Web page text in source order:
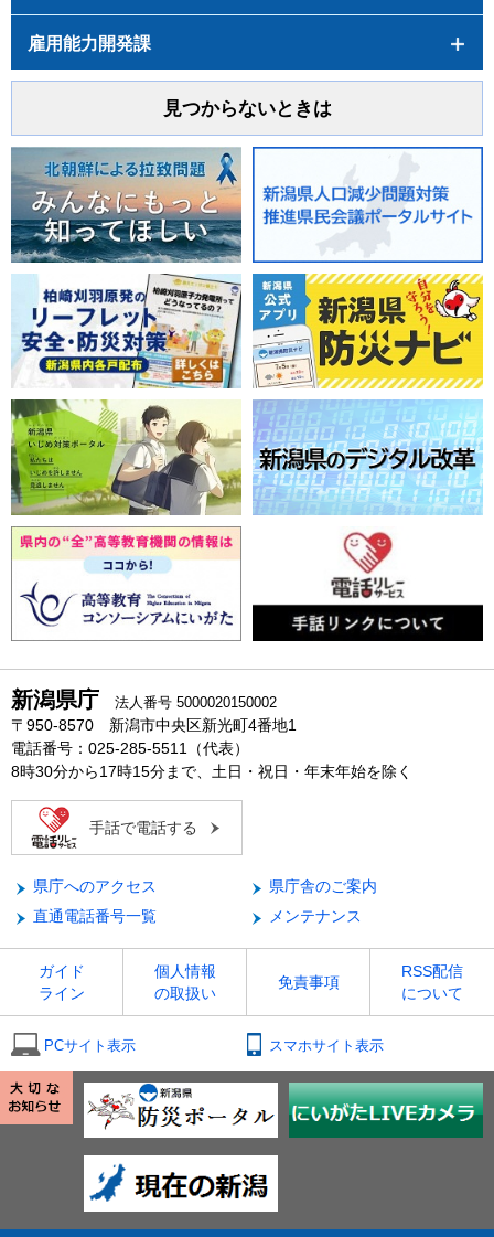
雇用能力開発課
見つからないときは
新潟県庁 法人番号 5000020150002
〒950-8570 新潟市中央区新光町4番地1
電話番号：025-285-5511（代表）
8時30分から17時15分まで、土日・祝日・年末年始を除く
手話で電話する
県庁へのアクセス
県庁舎のご案内
直通電話番号一覧
メンテナンス
ガイド
ライン
個人情報
の取扱い
免責事項
RSS配信
について
PCサイト表示 スマホサイト表示